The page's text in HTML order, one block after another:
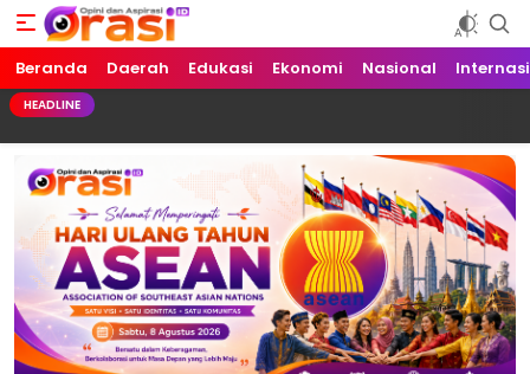
Orasi.ID
Opini dan Aspirasi!
Beranda Daerah Edukasi Ekonomi Nasional
HEADLINE